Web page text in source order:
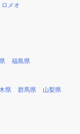
メオ
福島県
県 群馬県 山梨県